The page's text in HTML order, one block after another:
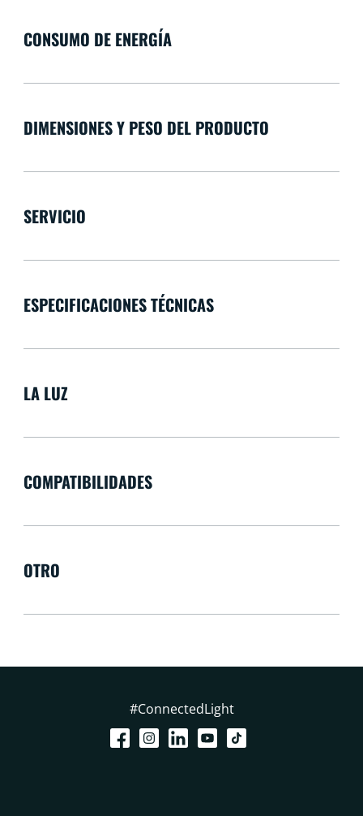
CONSUMO DE ENERGÍA
DIMENSIONES Y PESO DEL PRODUCTO
SERVICIO
ESPECIFICACIONES TÉCNICAS
LA LUZ
COMPATIBILIDADES
OTRO
#ConnectedLight